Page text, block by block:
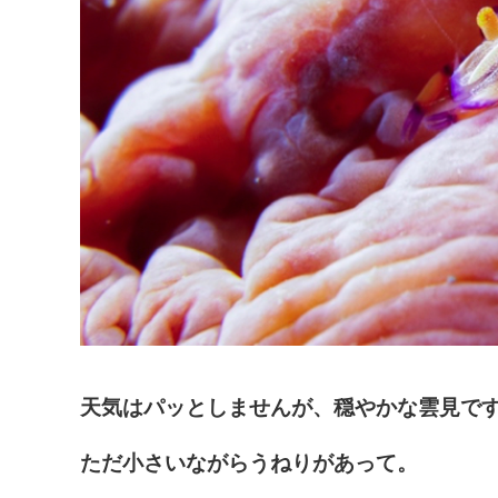
天気はパッとしませんが、穏やかな雲見で
ただ小さいながらうねりがあって。